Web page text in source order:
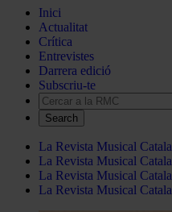
Inici
Actualitat
Crítica
Entrevistes
Darrera edició
Subscriu-te
Search
La Revista Musical
La Revista Musical
La Revista Musical
La Revista Musical